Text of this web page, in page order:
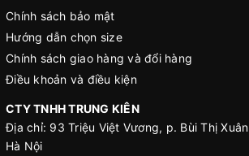
Chính sách bảo mật
Hướng dẫn chọn size
Chính sách giao hàng và đổi hàng
Điều khoản và điều kiện
CTY TNHH TRUNG KIÊN
Địa chỉ: 93 Triệu Việt Vương, p. Bùi Thị
Hà Nội